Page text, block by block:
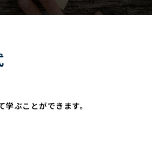
ぶことができます。